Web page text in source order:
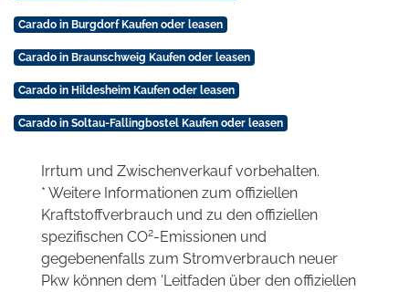
Carado in Burgdorf Kaufen oder leasen
Carado in Braunschweig Kaufen oder leasen
Carado in Hildesheim Kaufen oder leasen
Carado in Soltau-Fallingbostel Kaufen oder leasen
Irrtum und Zwischenverkauf vorbehalten.
* Weitere Informationen zum offiziellen
Kraftstoffverbrauch und zu den offiziellen
spezifischen CO2-Emissionen und
gegebenenfalls zum Stromverbrauch neuer
Pkw können dem 'Leitfaden über den offiziellen